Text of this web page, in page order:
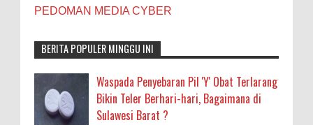
PEDOMAN MEDIA CYBER
BERITA POPULER MINGGU INI
Waspada Penyebaran Pil 'Y' Obat Terlarang
Bikin Teler Berhari-hari, Bagaimana di
Sulawesi Barat ?